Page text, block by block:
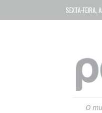
SEXTA-FEIRA,
O